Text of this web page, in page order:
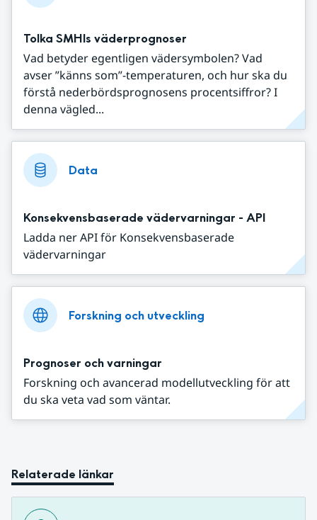
Tolka SMHIs väderprognoser
Vad betyder egentligen vädersymbolen? Vad
avser ”känns som”-temperaturen, och hur ska du
förstå nederbördsprognosens procentsiffror? I
denna vägled...
Data
Konsekvensbaserade vädervarningar - API
Ladda ner API för Konsekvensbaserade
vädervarningar
Forskning och utveckling
Prognoser och varningar
Forskning och avancerad modellutveckling för att
du ska veta vad som väntar.
Relaterade länkar